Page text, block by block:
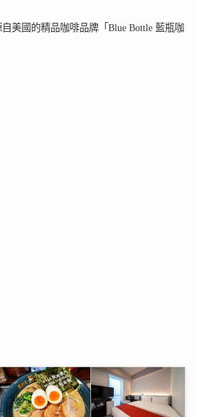
美國的精品咖啡品牌「Blue Bottle 藍瓶咖